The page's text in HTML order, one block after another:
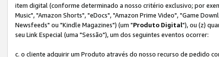
item digital (conforme determinado a nosso critério exclusivo; por
Music", "Amazon Shorts", "eDocs", "Amazon Prime Video", "Game
Newsfeeds" ou "Kindle Magazines") (um "Produto Digital"), ou (z)
seu Link Especial (uma "Sessão"), um dos seguintes eventos ocorrer:
c. o cliente adquirir um Produto através do nosso recurso de pedido